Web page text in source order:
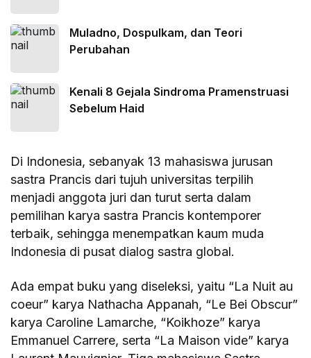
Muladno, Dospulkam, dan Teori
Perubahan
Kenali 8 Gejala Sindroma Pramenstruasi
Sebelum Haid
Di Indonesia, sebanyak 13 mahasiswa jurusan
sastra Prancis dari tujuh universitas terpilih
menjadi anggota juri dan turut serta dalam
pemilihan karya sastra Prancis kontemporer
terbaik, sehingga menempatkan kaum muda
Indonesia di pusat dialog sastra global.
Ada empat buku yang diseleksi, yaitu “La Nuit au
coeur” karya Nathacha Appanah, “Le Bei Obscur”
karya Caroline Lamarche, “Koikhoze” karya
Emmanuel Carrere, serta “La Maison vide” karya